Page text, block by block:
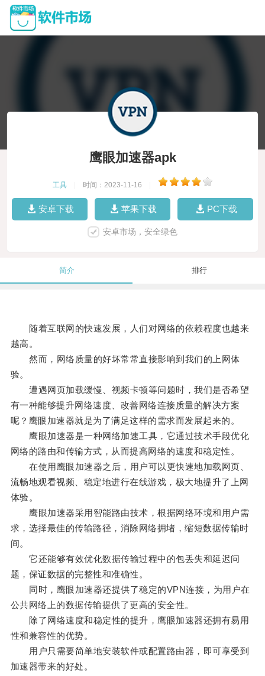
鹰眼加速器apk
工具 时间：2023-11-16
安卓下载 苹果下载 PC下载
安卓市场，安全绿色
简介 排行
随着互联网的快速发展，人们对网络的依赖程度也越来
越高。
然而，网络质量的好坏常常直接影响到我们的上网体
验。
遭遇网页加载缓慢、视频卡顿等问题时，我们是否希望
有一种能够提升网络速度、改善网络连接质量的解决方案
呢？鹰眼加速器就是为了满足这样的需求而发展起来的。
鹰眼加速器是一种网络加速工具，它通过技术手段优化
网络的路由和传输方式，从而提高网络的速度和稳定性。
在使用鹰眼加速器之后，用户可以更快速地加载网页、
流畅地观看视频、稳定地进行在线游戏，极大地提升了上网
体验。
鹰眼加速器采用智能路由技术，根据网络环境和用户需
求，选择最佳的传输路径，消除网络拥堵，缩短数据传输时
间。
它还能够有效优化数据传输过程中的包丢失和延迟问
题，保证数据的完整性和准确性。
同时，鹰眼加速器还提供了稳定的VPN连接，为用户在
公共网络上的数据传输提供了更高的安全性。
除了网络速度和稳定性的提升，鹰眼加速器还拥有易用
性和兼容性的优势。
用户只需要简单地安装软件或配置路由器，即可享受到
加速器带来的好处。